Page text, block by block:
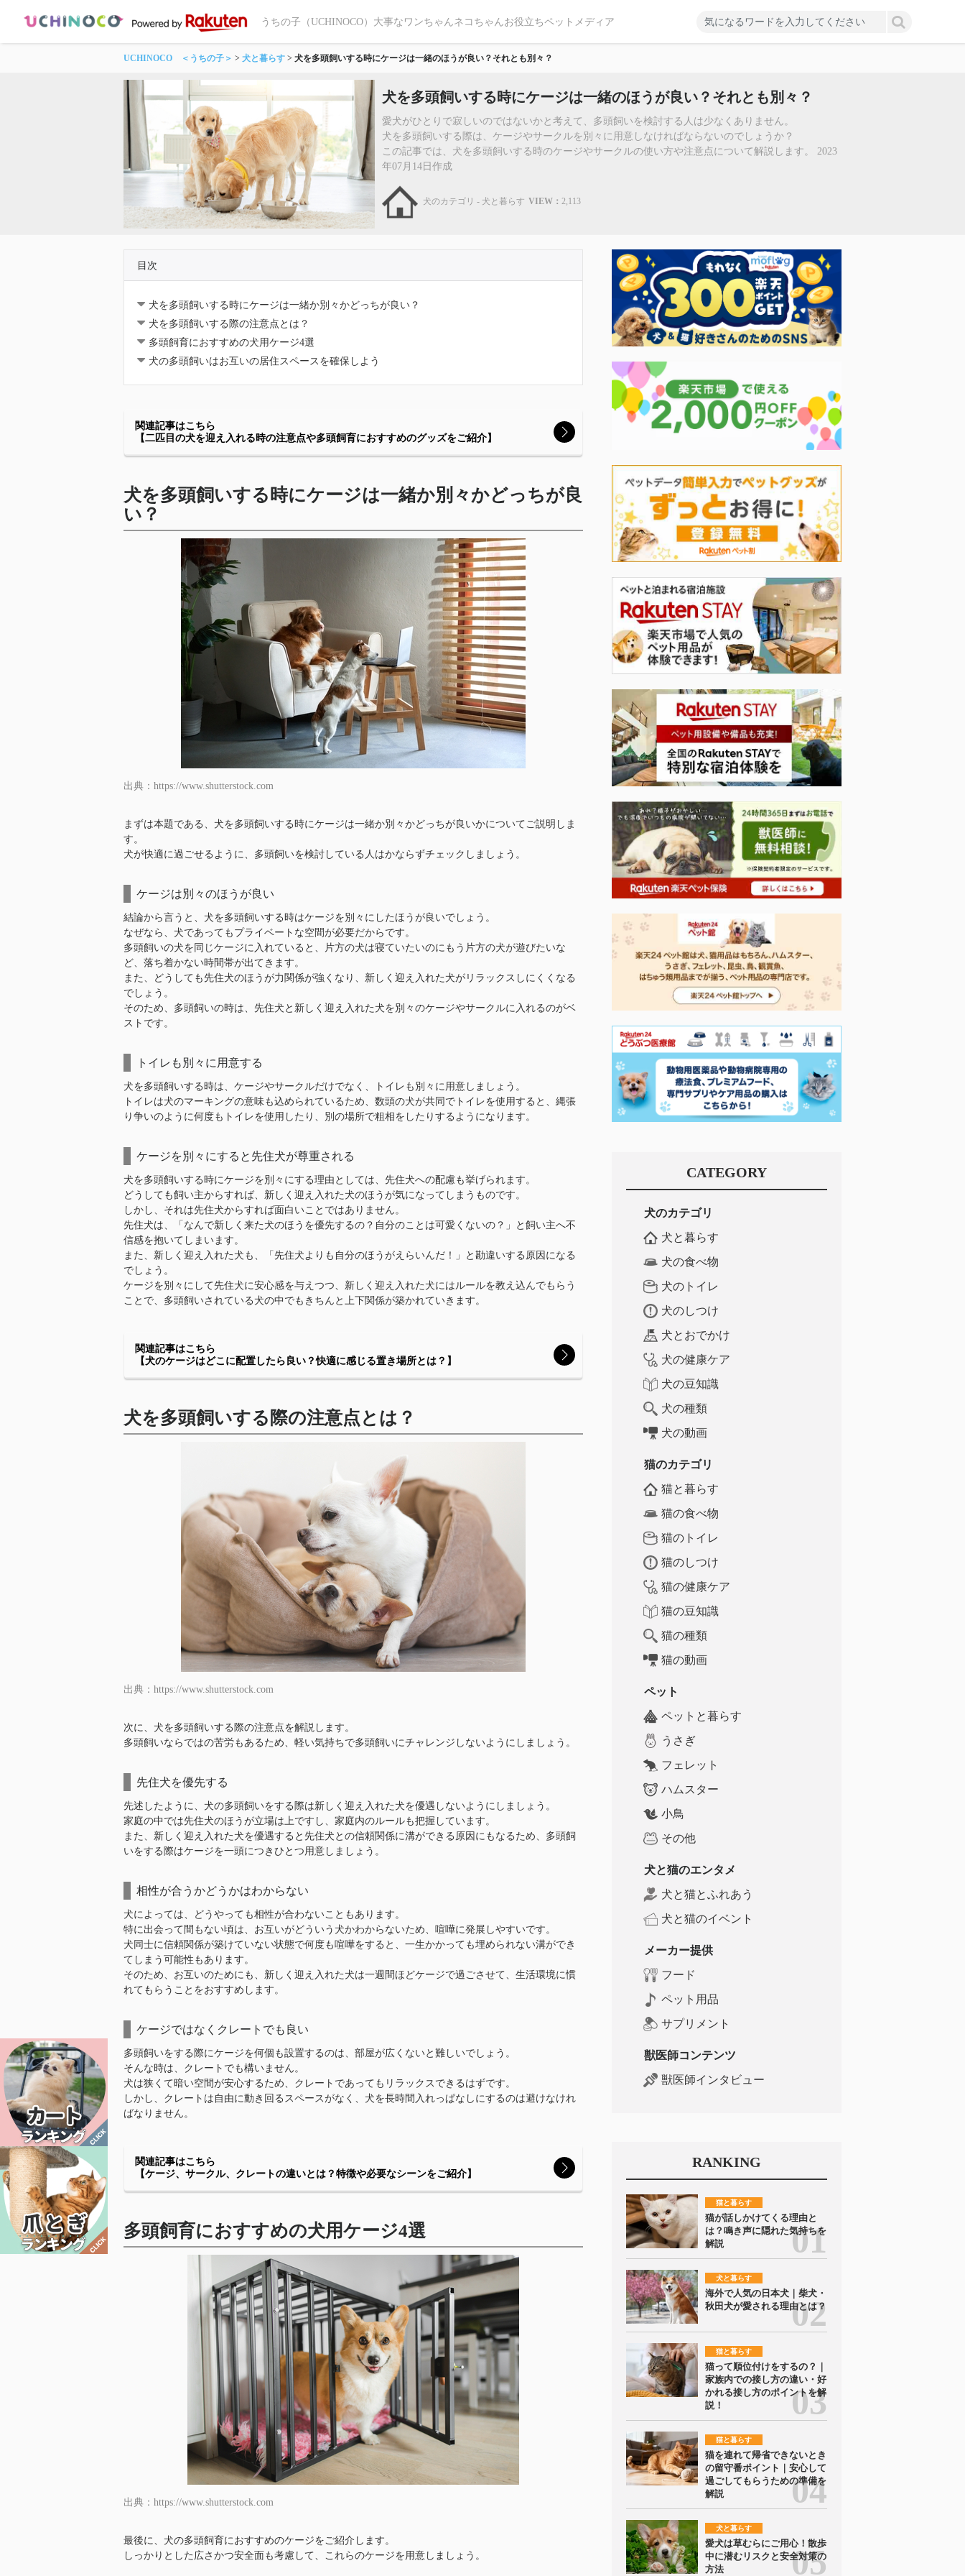
うちの子（UCHINOCO）大事なワンちゃんネコちゃんお役立ちペットメディア
UCHINOCO ＜うちの子＞ 犬と暮らす 犬を多頭飼いする時にケージは一緒のほうが良い？それとも別々？
犬を多頭飼いする時にケージは一緒のほうが良い？それとも別々？
愛犬がひとりで寂しいのではないかと考えて、多頭飼いを検討する人は少なくありません。
犬を多頭飼いする際は、ケージやサークルを別々に用意しなければならないのでしょうか？
この記事では、犬を多頭飼いする時のケージやサークルの使い方や注意点について解説します。 2023
年07月14日作成
犬のカテゴリ - 犬と暮らす VIEW： 2,113
目次
犬を多頭飼いする時にケージは一緒か別々かどっちが良い？
犬を多頭飼いする際の注意点とは？
多頭飼育におすすめの犬用ケージ4選
犬の多頭飼いはお互いの居住スペースを確保しよう
関連記事はこちら
【二匹目の犬を迎え入れる時の注意点や多頭飼育におすすめのグッズをご紹介】
犬を多頭飼いする時にケージは一緒か別々かどっちが良
い？
出典：https://www.shutterstock.com
まずは本題である、犬を多頭飼いする時にケージは一緒か別々かどっちが良いかについてご説明しま
す。
犬が快適に過ごせるように、多頭飼いを検討している人はかならずチェックしましょう。
ケージは別々のほうが良い
結論から言うと、犬を多頭飼いする時はケージを別々にしたほうが良いでしょう。
なぜなら、犬であってもプライベートな空間が必要だからです。
多頭飼いの犬を同じケージに入れていると、片方の犬は寝ていたいのにもう片方の犬が遊びたいな
ど、落ち着かない時間帯が出てきます。
また、どうしても先住犬のほうが力関係が強くなり、新しく迎え入れた犬がリラックスしにくくなる
でしょう。
そのため、多頭飼いの時は、先住犬と新しく迎え入れた犬を別々のケージやサークルに入れるのがベ
ストです。
トイレも別々に用意する
犬を多頭飼いする時は、ケージやサークルだけでなく、トイレも別々に用意しましょう。
トイレは犬のマーキングの意味も込められているため、数頭の犬が共同でトイレを使用すると、縄張
り争いのように何度もトイレを使用したり、別の場所で粗相をしたりするようになります。
ケージを別々にすると先住犬が尊重される
犬を多頭飼いする時にケージを別々にする理由としては、先住犬への配慮も挙げられます。
どうしても飼い主からすれば、新しく迎え入れた犬のほうが気になってしまうものです。
しかし、それは先住犬からすれば面白いことではありません。
先住犬は、「なんで新しく来た犬のほうを優先するの？自分のことは可愛くないの？」と飼い主へ不
信感を抱いてしまいます。
また、新しく迎え入れた犬も、「先住犬よりも自分のほうがえらいんだ！」と勘違いする原因になる
でしょう。
ケージを別々にして先住犬に安心感を与えつつ、新しく迎え入れた犬にはルールを教え込んでもらう
ことで、多頭飼いされている犬の中でもきちんと上下関係が築かれていきます。
関連記事はこちら
【犬のケージはどこに配置したら良い？快適に感じる置き場所とは？】
犬を多頭飼いする際の注意点とは？
出典：https://www.shutterstock.com
次に、犬を多頭飼いする際の注意点を解説します。
多頭飼いならではの苦労もあるため、軽い気持ちで多頭飼いにチャレンジしないようにしましょう。
先住犬を優先する
先述したように、犬の多頭飼いをする際は新しく迎え入れた犬を優遇しないようにしましょう。
家庭の中では先住犬のほうが立場は上ですし、家庭内のルールも把握しています。
また、新しく迎え入れた犬を優遇すると先住犬との信頼関係に溝ができる原因にもなるため、多頭飼
いをする際はケージを一頭につきひとつ用意しましょう。
相性が合うかどうかはわからない
犬によっては、どうやっても相性が合わないこともあります。
特に出会って間もない頃は、お互いがどういう犬かわからないため、喧嘩に発展しやすいです。
犬同士に信頼関係が築けていない状態で何度も喧嘩をすると、一生かかっても埋められない溝ができ
てしまう可能性もあります。
そのため、お互いのためにも、新しく迎え入れた犬は一週間ほどケージで過ごさせて、生活環境に慣
れてもらうことをおすすめします。
ケージではなくクレートでも良い
多頭飼いをする際にケージを何個も設置するのは、部屋が広くないと難しいでしょう。
そんな時は、クレートでも構いません。
犬は狭くて暗い空間が安心するため、クレートであってもリラックスできるはずです。
しかし、クレートは自由に動き回るスペースがなく、犬を長時間入れっぱなしにするのは避けなけれ
ばなりません。
関連記事はこちら
【ケージ、サークル、クレートの違いとは？特徴や必要なシーンをご紹介】
多頭飼育におすすめの犬用ケージ4選
出典：https://www.shutterstock.com
最後に、犬の多頭飼育におすすめのケージをご紹介します。
しっかりとした広さかつ安全面も考慮して、これらのケージを用意しましょう。
CATEGORY
犬のカテゴリ
犬と暮らす
犬の食べ物
犬のトイレ
犬のしつけ
犬とおでかけ
犬の健康ケア
犬の豆知識
犬の種類
犬の動画
猫のカテゴリ
猫と暮らす
猫の食べ物
猫のトイレ
猫のしつけ
猫の健康ケア
猫の豆知識
猫の種類
猫の動画
ペット
ペットと暮らす
うさぎ
フェレット
ハムスター
小鳥
その他
犬と猫のエンタメ
犬と猫とふれあう
犬と猫のイベント
メーカー提供
フード
ペット用品
サプリメント
獣医師コンテンツ
獣医師インタビュー
RANKING
猫と暮らす
猫が話しかけてくる理由と
は？鳴き声に隠れた気持ちを
解説
犬と暮らす
海外で人気の日本犬｜柴犬・
秋田犬が愛される理由とは？
猫と暮らす
猫って順位付けをするの？｜
家族内での接し方の違い・好
かれる接し方のポイントを解
説！
猫と暮らす
猫を連れて帰省できないとき
の留守番ポイント｜安心して
過ごしてもらうための準備を
解説
犬と暮らす
愛犬は草むらにご用心！散歩
中に潜むリスクと安全対策の
方法